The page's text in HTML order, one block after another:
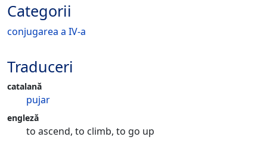
Categorii
conjugarea a IV-a
Traduceri
catalană
pujar
engleză
to ascend, to climb, to go up